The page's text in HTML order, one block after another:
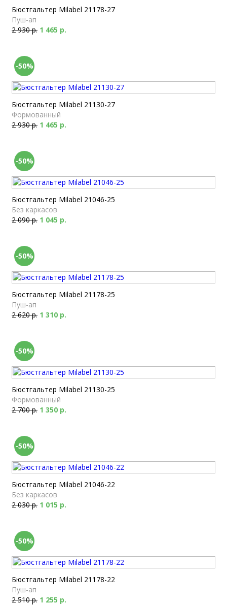
Бюстгальтер Milabel 21178-27
Пуш-ап
2 930 р. 1 465 р.
-50%
Бюстгальтер Milabel 21130-27
Формованный
2 930 р. 1 465 р.
-50%
Бюстгальтер Milabel 21046-25
Без каркасов
2 090 р. 1 045 р.
-50%
Бюстгальтер Milabel 21178-25
Пуш-ап
2 620 р. 1 310 р.
-50%
Бюстгальтер Milabel 21130-25
Формованный
2 700 р. 1 350 р.
-50%
Бюстгальтер Milabel 21046-22
Без каркасов
2 030 р. 1 015 р.
-50%
Бюстгальтер Milabel 21178-22
Пуш-ап
2 510 р. 1 255 р.